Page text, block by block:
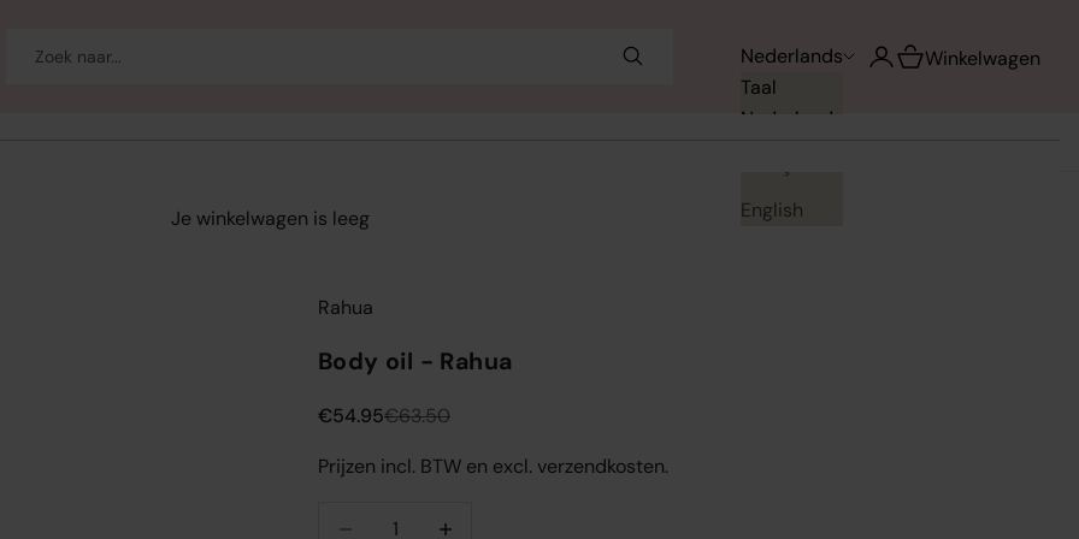
Nederlands
Taal
Nederlands
English
Accountpagina openen
Winkelwagen
Winkelwagen
Je winkelwagen is leeg
Rahua
Body oil - Rahua
Aanbiedingsprijs
€54.95Normale prijs
€63.50
Prijzen incl. BTW en excl. verzendkosten.
Aantal verlagen